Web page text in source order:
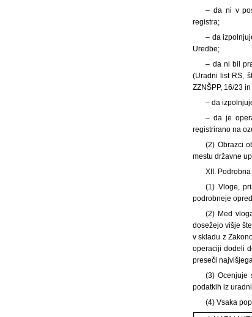
– da ni v
registra;
– da
Uredbe;
– da ni bil
(Uradni list RS,
ZZNŠPP, 16/23
– da
– da je
registrirano na
(2) Obrazci
mestu državne
XII.
(1) Vloge,
podrobneje
(2) Med
dosežejo višje
v skladu z
operaciji dodeli
preseči
(3) Ocenjuje
podatkih iz
(4) Vsaka